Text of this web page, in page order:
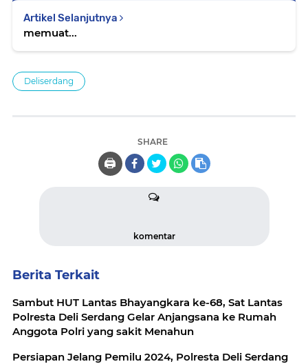
Artikel Selanjutnya
memuat...
Deliserdang
SHARE
🖨️
komentar
Berita Terkait
Sambut HUT Lantas Bhayangkara ke-68, Sat Lantas
Polresta Deli Serdang Gelar Anjangsana ke Rumah
Anggota Polri yang sakit Menahun
Persiapan Jelang Pemilu 2024, Polresta Deli Serdang